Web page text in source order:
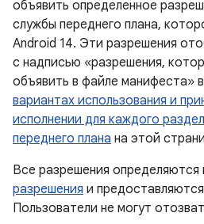
объявить определенное
службы переднего плана,
Android 14. Эти разрешения
с надписью «разрешения,
объявить в файле манифеста» в
вариантах использования и
исполнении для каждого
переднего плана на этой
Все разрешения определяются
разрешения и
Пользователи не могут